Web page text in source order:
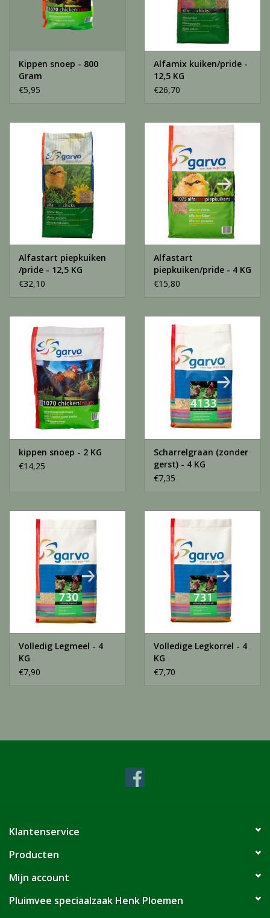
Kippen snoep - 800
Gram
€5,95
Alfamix kuiken/pride -
12,5 KG
€26,70
Alfastart piepkuiken
/pride - 12,5 KG
€32,10
Alfastart
piepkuiken/pride - 4 KG
€15,80
kippen snoep - 2 KG
€14,25
Scharrelgraan (zonder
gerst) - 4 KG
€7,35
Volledig Legmeel - 4
KG
€7,90
Volledige Legkorrel - 4
KG
€7,70
Klantenservice
Producten
Mijn account
Pluimvee speciaalzaak Henk Ploemen